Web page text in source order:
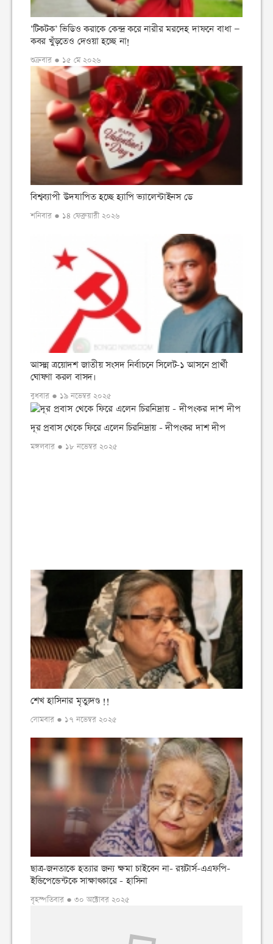
‘টিকটক’ ভিডিও করাকে কেন্দ্র করে নারীর মরদেহ দাফনে বাধা —
কবর খুঁড়তেও দেওয়া হচ্ছে না!
শুক্রবার ● ১৫ মে ২০২৬
বিশ্বব্যাপী উদযাপিত হচ্ছে হ্যাপি ভ্যালেন্টাইনস ডে
শনিবার ● ১৪ ফেব্রুয়ারী ২০২৬
আসন্ন ত্রয়োদশ জাতীয় সংসদ নির্বাচনে সিলেট-১ আসনে প্রার্থী
ঘোষণা করল বাসদ।
বুধবার ● ১৯ নভেম্বর ২০২৫
দূর প্রবাস থেকে ফিরে এলেন চিরনিদ্রায় - দীপংকর দাশ দীপ
মঙ্গলবার ● ১৮ নভেম্বর ২০২৫
শেখ হাসিনার মৃত্যুদণ্ড !!
সোমবার ● ১৭ নভেম্বর ২০২৫
ছাত্র-জনতাকে হত্যার জন্য ক্ষমা চাইবেন না- রয়টার্স-এএফপি-
ইন্ডিপেন্ডেন্টকে সাক্ষাৎকারে - হাসিনা
বৃহস্পতিবার ● ৩০ অক্টোবর ২০২৫